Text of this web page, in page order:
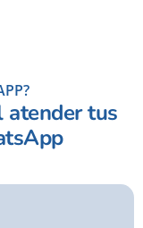
atender tus